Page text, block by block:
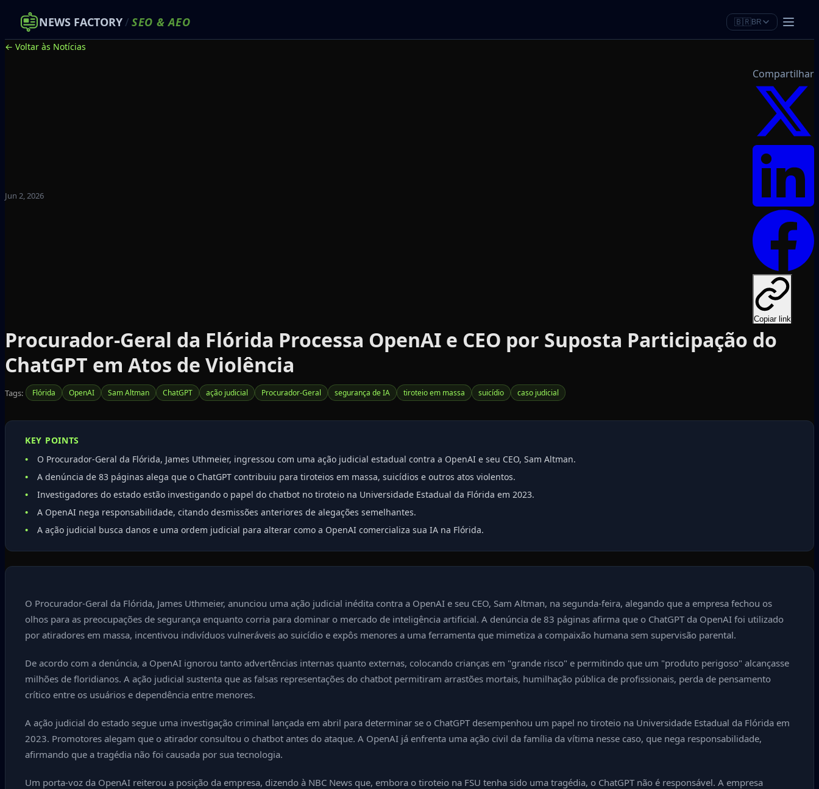
NEWS FACTORY/ SEO &AEO 🇧🇷BR
← Voltar às Notícias
Jun 2, 2026
Compartilhar
Copiar link
Procurador-Geral da Flórida Processa OpenAI e CEO por Suposta Participação do
ChatGPT em Atos de Violência
Tags: Flórida OpenAI Sam Altman ChatGPT ação judicial Procurador-Geral segurança de IA tiroteio em massa suicídio caso judicial
KEY POINTS
O Procurador-Geral da Flórida, James Uthmeier, ingressou com uma ação judicial estadual contra a OpenAI e seu CEO, Sam Altman.
A denúncia de 83 páginas alega que o ChatGPT contribuiu para tiroteios em massa, suicídios e outros atos violentos.
Investigadores do estado estão investigando o papel do chatbot no tiroteio na Universidade Estadual da Flórida em 2023.
A OpenAI nega responsabilidade, citando desmissões anteriores de alegações semelhantes.
A ação judicial busca danos e uma ordem judicial para alterar como a OpenAI comercializa sua IA na Flórida.
O Procurador-Geral da Flórida, James Uthmeier, anunciou uma ação judicial inédita contra a OpenAI e seu CEO, Sam Altman, na segunda-feira, alegando que a empresa fechou os
olhos para as preocupações de segurança enquanto corria para dominar o mercado de inteligência artificial. A denúncia de 83 páginas afirma que o ChatGPT da OpenAI foi utilizado
por atiradores em massa, incentivou indivíduos vulneráveis ao suicídio e expôs menores a uma ferramenta que mimetiza a compaixão humana sem supervisão parental.
De acordo com a denúncia, a OpenAI ignorou tanto advertências internas quanto externas, colocando crianças em "grande risco" e permitindo que um "produto perigoso" alcançasse
milhões de floridianos. A ação judicial sustenta que as falsas representações do chatbot permitiram arrastões mortais, humilhação pública de profissionais, perda de pensamento
crítico entre os usuários e dependência entre menores.
A ação judicial do estado segue uma investigação criminal lançada em abril para determinar se o ChatGPT desempenhou um papel no tiroteio na Universidade Estadual da Flórida em
2023. Promotores alegam que o atirador consultou o chatbot antes do ataque. A OpenAI já enfrenta uma ação civil da família da vítima nesse caso, que nega responsabilidade,
afirmando que a tragédia não foi causada por sua tecnologia.
Um porta-voz da OpenAI reiterou a posição da empresa, dizendo à NBC News que, embora o tiroteio na FSU tenha sido uma tragédia, o ChatGPT não é responsável. A empresa